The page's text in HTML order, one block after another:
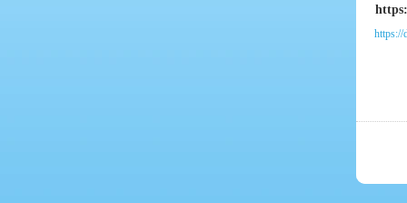
https://